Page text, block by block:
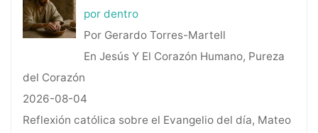
por dentro
Por Gerardo Torres-Martell
En Jesús Y El Corazón Humano, Pureza
del Corazón
2026-08-04
Reflexión católica sobre el Evangelio del día, Mateo